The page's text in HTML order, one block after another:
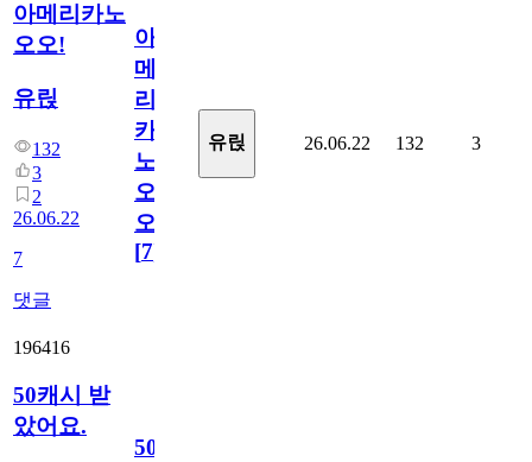
아메리카노
오오!
유릱
132
3
2
26.06.22
7
댓글
아
메
리
카
노
오
오!
[7]
유릱 26.06.22 132 3
196416
50캐시 받
았어요.
50